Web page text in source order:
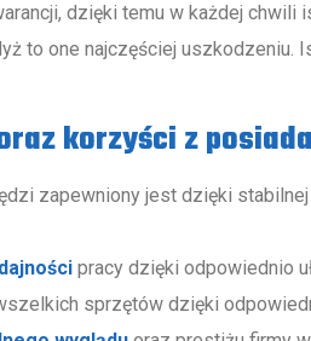
dzięki temu w każdej
to one najczęściej
korzyści z
zapewniony jest dzięki
pracy dzięki odpowiednio
sprzętów dzięki